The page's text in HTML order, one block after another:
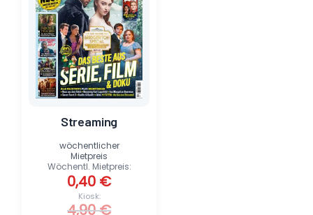
Streaming
Kiosk:
4,90€
Wöchentl. Mietpreis:
0,40 €
wöchentlicher
Mietpreis